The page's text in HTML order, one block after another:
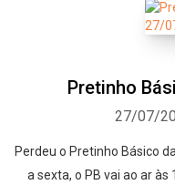
Pretinho
27/07/
Perdeu o Pretinho Básico
a sexta, o PB vai ao ar